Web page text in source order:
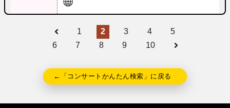
1 2 3 4
5
6
7 8 9 10
←「コンサートかんたん検索」に戻る